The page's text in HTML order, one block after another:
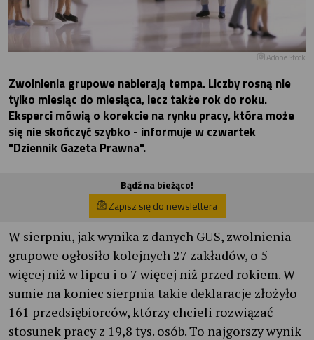
Adobe Stock
Zwolnienia grupowe nabierają tempa. Liczby rosną nie
tylko miesiąc do miesiąca, lecz także rok do roku.
Eksperci mówią o korekcie na rynku pracy, która może
się nie skończyć szybko - informuje w czwartek
"Dziennik Gazeta Prawna".
Bądź na bieżąco!
Zapisz się do newslettera
W sierpniu, jak wynika z danych GUS, zwolnienia
grupowe ogłosiło kolejnych 27 zakładów, o 5
więcej niż w lipcu i o 7 więcej niż przed rokiem. W
sumie na koniec sierpnia takie deklaracje złożyło
161 przedsiębiorców, którzy chcieli rozwiązać
stosunek pracy z 19,8 tys. osób. To najgorszy wynik